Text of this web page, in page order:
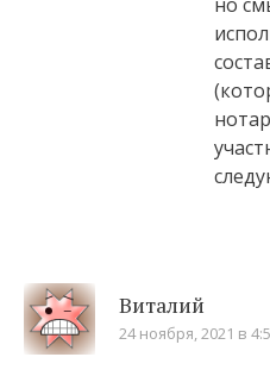
Виталий
24 ноября, 2021 в